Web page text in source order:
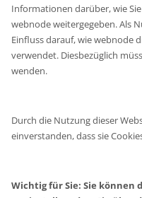
Informationen darüber, wie
webnode weitergegeben. Als
Einfluss darauf, wie webnode
verwendet. Diesbezüglich
wenden.
Durch die Nutzung dieser
einverstanden, dass sie
Wichtig für Sie: Sie können